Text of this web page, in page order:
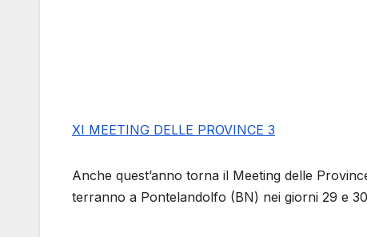
XI MEETING DELLE PROVINCE 3
Anche quest’anno torna il Meeting delle
terranno a Pontelandolfo (BN) nei giorni 29 e